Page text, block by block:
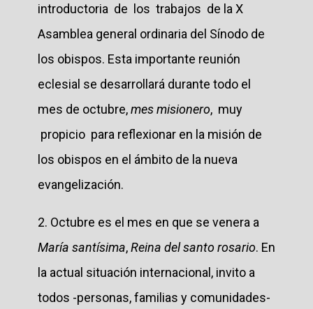
introductoria de los trabajos de la X
Asamblea general ordinaria del Sínodo de
los obispos. Esta importante reunión
eclesial se desarrollará durante todo el
mes de octubre,mes misionero, muy
propicio para reflexionar en la misión de
los obispos en el ámbito de la nueva
evangelización.
2. Octubre es el mes en que se venera a
María santísima,Reina del santo rosario. En
la actual situación internacional, invito a
todos -personas, familias y comunidades-